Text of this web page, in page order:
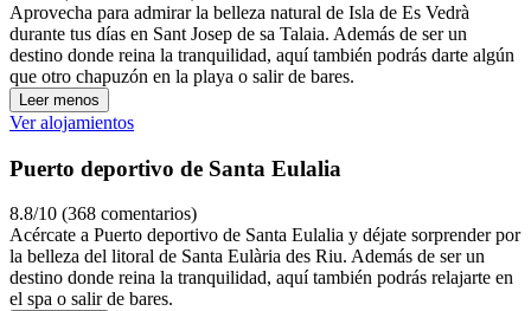
Aprovecha para admirar la belleza natural de Isla de Es Vedrà
durante tus días en Sant Josep de sa Talaia. Además de ser un
destino donde reina la tranquilidad, aquí también podrás darte algún
que otro chapuzón en la playa o salir de bares.
Leer menos
Ver alojamientos
Puerto deportivo de Santa Eulalia
8.8/10 (368 comentarios)
Acércate a Puerto deportivo de Santa Eulalia y déjate sorprender por
la belleza del litoral de Santa Eulària des Riu. Además de ser un
destino donde reina la tranquilidad, aquí también podrás relajarte en
el spa o salir de bares.